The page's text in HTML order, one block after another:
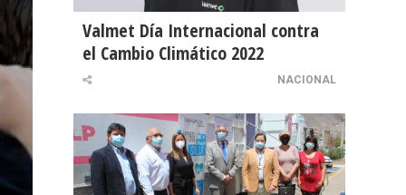
Valmet Día Internacional contra
el Cambio Climático 2022
NACIONAL